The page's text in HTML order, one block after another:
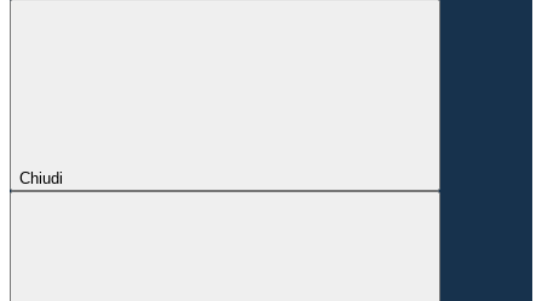
Chiudi